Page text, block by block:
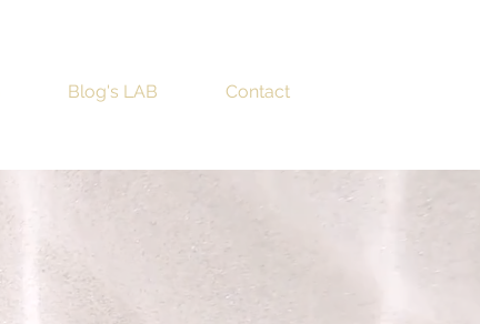
Blog's LAB Contact